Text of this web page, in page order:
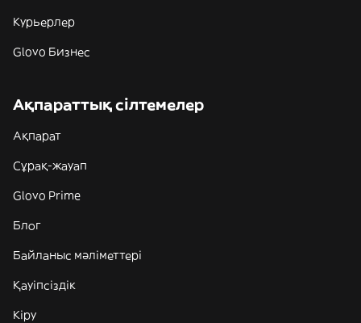
Курьерлер
Glovo Бизнес
Ақпараттық сілтемелер
Ақпарат
Сұрақ-жауап
Glovo Prime
Блог
Байланыс мәліметтері
Қауіпсіздік
Кіру